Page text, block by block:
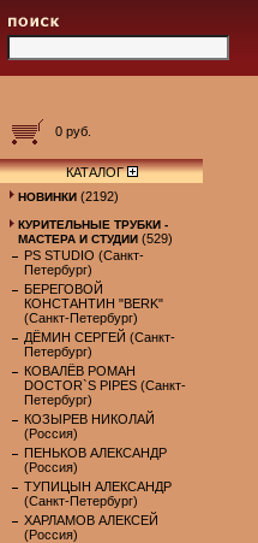
0 руб.
КАТАЛОГ
НОВИНКИ (2192)
КУРИТЕЛЬНЫЕ ТРУБКИ -
МАСТЕРА И СТУДИИ (529)
PS STUDIO (Санкт-
Петербург)
БЕРЕГОВОЙ
КОНСТАНТИН "BERK"
(Санкт-Петербург)
ДЁМИН СЕРГЕЙ (Санкт-
Петербург)
КОВАЛЁВ РОМАН
DOCTOR`S PIPES (Санкт-
Петербург)
КОЗЫРЕВ НИКОЛАЙ
(Россия)
ПЕНЬКОВ АЛЕКСАНДР
(Россия)
ТУПИЦЫН АЛЕКСАНДР
(Санкт-Петербург)
ХАРЛАМОВ АЛЕКСЕЙ
(Россия)